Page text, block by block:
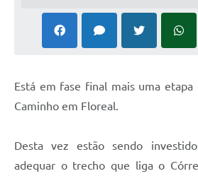
Está em fase final mais uma
Caminho em Floreal.
Desta vez estão sendo
adequar o trecho que liga o